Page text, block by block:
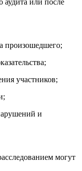
произошедшего;
участников;
и
могут